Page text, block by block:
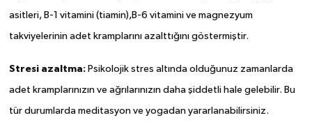
asitleri, B-1 vitamini (tiamin),B-6 vitamini ve magnezyum
takviyelerinin adet kramplarını azalttığını göstermiştir.
Stresi azaltma:Psikolojik stres altında olduğunuz zamanlarda
adet kramplarınızın ve ağrılarınızın daha şiddetli hale gelebilir. Bu
tür durumlarda meditasyon ve yogadan yararlanabilirsiniz.